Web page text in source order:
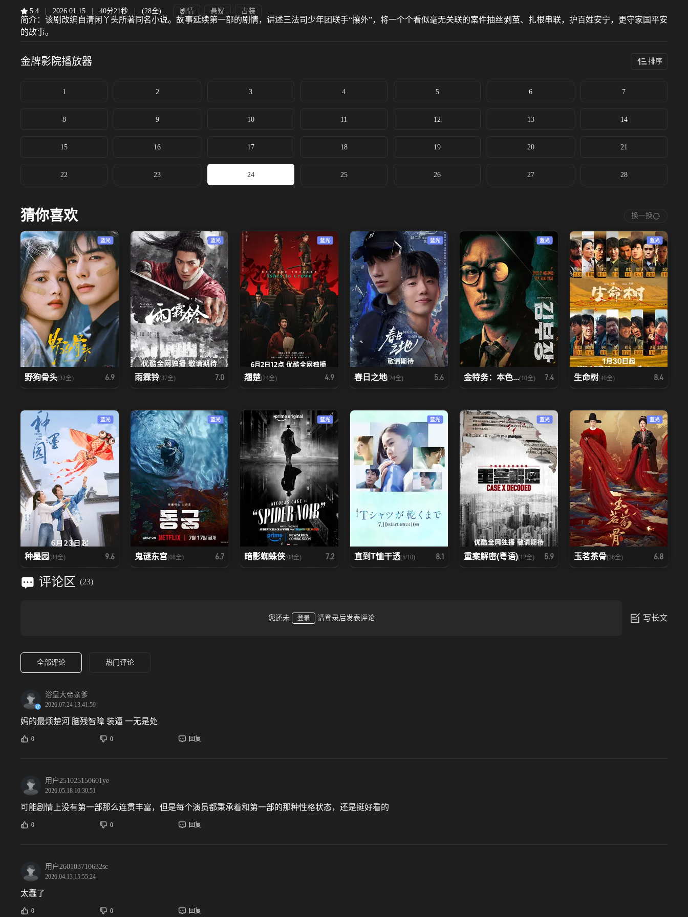
5.4 2026.01.15 40分21秒 (28全) 剧情 悬疑 古装
简介：该剧改编自清闲丫头所著同名小说。故事延续第一部的剧情，讲述三法司少年团联手“攘外”，将一个个看似毫无关联的案件抽丝剥茧、扎根串联，护百姓安宁，更守家国平安
的故事。
金牌影院播放器 排序
1 2 3 4 5 6 7
8 9 10 11 12 13 14
15 16 17 18 19 20 21
22 23 24 25 26 27 28
猜你喜欢 换一换
蓝光
野狗骨头(32全) 6.9
蓝光
雨霖铃(37全) 7.0
蓝光
翘楚(24全) 4.9
蓝光
春日之地(24全) 5.6
蓝光
金特务：本色...(10全) 7.4
蓝光
生命树(40全) 8.4
蓝光
种墨园(34全) 9.6
蓝光
鬼谜东宫(08全) 6.7
蓝光
暗影蜘蛛侠(08全) 7.2
蓝光
直到T恤干透(5/10) 8.1
蓝光
重案解密(粤语)(12全) 5.9
蓝光
玉茗茶骨(36全) 6.8
评论区 (23)
您还未 登录 请登录后发表评论 写长文
全部评论 热门评论
浴皇大帝亲爹
2026.07.24 13:41:59
妈的最烦楚河 脑残智障 装逼 一无是处
0 0 回复
用户251025150601ye
2026.05.18 10:30:51
可能剧情上没有第一部那么连贯丰富，但是每个演员都秉承着和第一部的那种性格状态，还是挺好看的
0 0 回复
用户260103710632sc
2026.04.13 15:55:24
太蠢了
0 0 回复